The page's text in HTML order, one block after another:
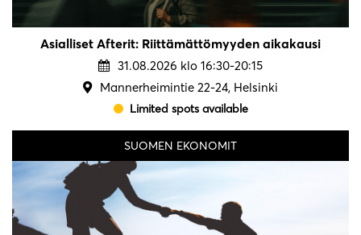
Asialliset Afterit: Riittämättömyyden aikakausi
31.08.2026 klo 16:30-20:15
Mannerheimintie 22-24, Helsinki
Limited spots available
SUOMEN EKONOMIT